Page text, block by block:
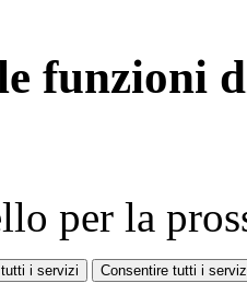
funzioni
per la
i servizi Consentire tutti i